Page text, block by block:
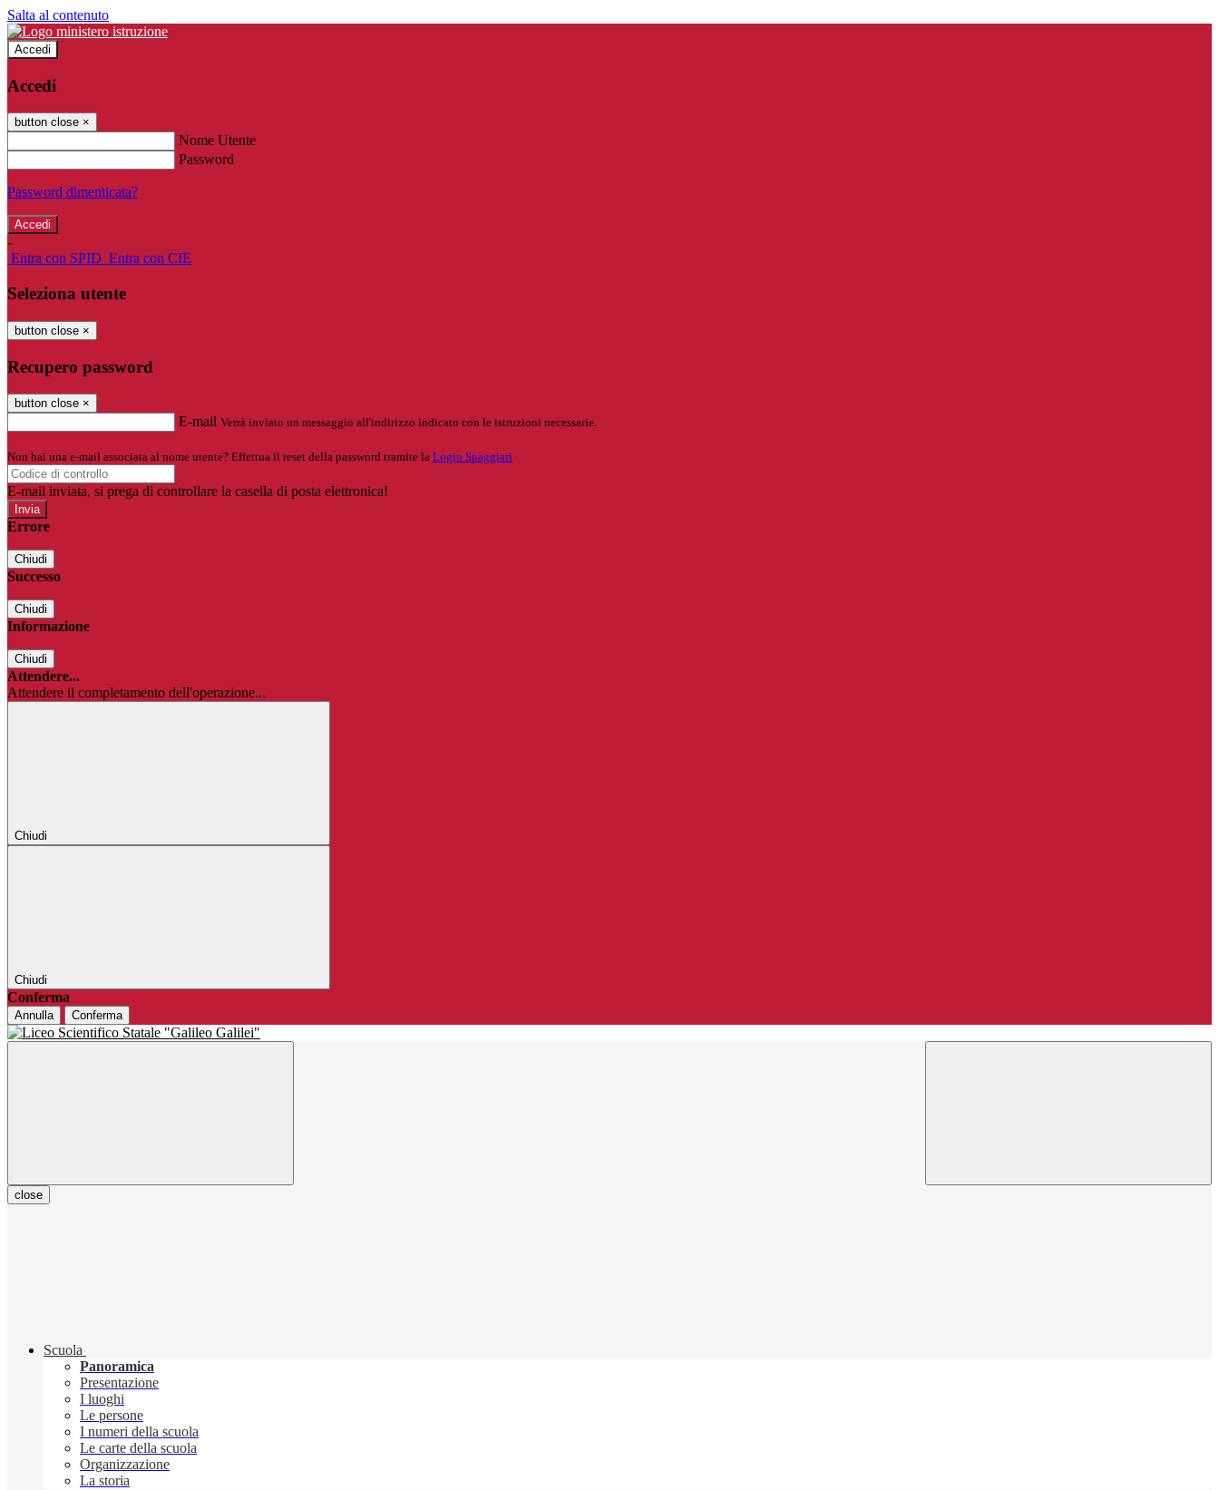
Salta al contenuto
Accedi
Accedi
button close ×
Nome Utente
Password
Password dimenticata?
-
Entra con SPID Entra con CIE
Seleziona utente
button close ×
Recupero password
button close ×
E-mail Verrà inviato un messaggio all'indirizzo indicato con le istruzioni necessarie.
Non hai una e-mail associata al nome utente? Effettua il reset della password tramite la Login Spaggiari
E-mail inviata, si prega di controllare la casella di posta elettronica!
Errore
Chiudi
Successo
Chiudi
Informazione
Chiudi
Attendere...
Attendere il completamento dell'operazione...
Chiudi
Chiudi
Conferma
Annulla Conferma
close
Scuola
Panoramica
Presentazione
I luoghi
Le persone
I numeri della scuola
Le carte della scuola
Organizzazione
La storia